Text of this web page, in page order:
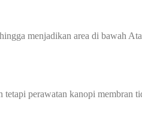
menjadikan area di bawah
perawatan kanopi membran